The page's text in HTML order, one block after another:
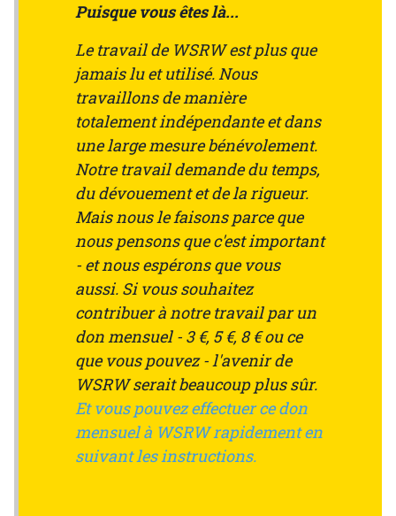
Puisque vous êtes là...
Le travail de WSRW est plus que
jamais lu et utilisé. Nous
travaillons de manière
totalement indépendante et dans
une large mesure bénévolement.
Notre travail demande du temps,
du dévouement et de la rigueur.
Mais nous le faisons parce que
nous pensons que c'est important
- et nous espérons que vous
aussi. Si vous souhaitez
contribuer à notre travail par un
don mensuel - 3 €, 5 €, 8 € ou ce
que vous pouvez - l'avenir de
WSRW serait beaucoup plus sûr.
Et vous pouvez effectuer ce don
mensuel à WSRW rapidement en
suivant les instructions.